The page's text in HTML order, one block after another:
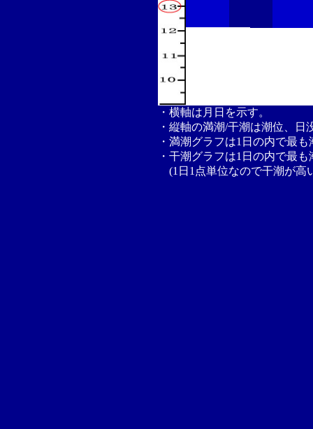
・横軸は月日を示す。
・縦軸の満潮/干潮は潮位、
・満潮グラフは1日の内で最
・干潮グラフは1日の内で最
(1日1点単位なので干潮が高